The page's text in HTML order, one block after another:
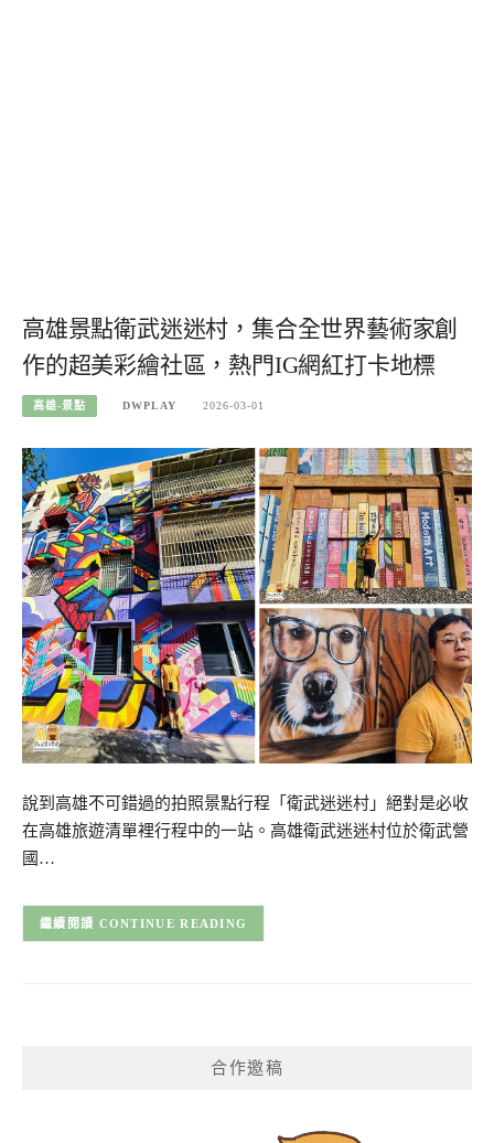
高雄景點衛武迷迷村，集合全世界藝術家創
作的超美彩繪社區，熱門IG網紅打卡地標
高雄-景點 DWPLAY 2026-03-01
說到高雄不可錯過的拍照景點行程「衛武迷迷村」絕對是必收
在高雄旅遊清單裡行程中的一站。高雄衛武迷迷村位於衛武營
國…
CONTINUE READING
合作邀稿